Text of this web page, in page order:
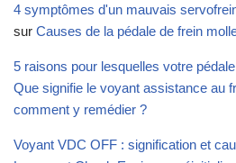
4 symptômes d'un mauvais
sur Causes de la pédale de frein
5 raisons pour lesquelles votre
Que signifie le voyant assistance au
comment y remédier ?
Voyant VDC OFF : signification et